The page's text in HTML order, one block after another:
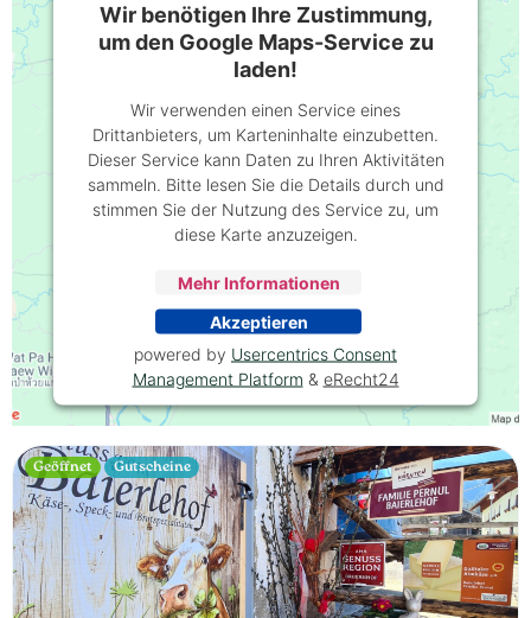
Geöffnet Gutscheine
Wir benötigen Ihre Zustimmung,
um den Google Maps-Service zu
laden!
Wir verwenden einen Service eines
Drittanbieters, um Karteninhalte einzubetten.
Dieser Service kann Daten zu Ihren Aktivitäten
sammeln. Bitte lesen Sie die Details durch und
stimmen Sie der Nutzung des Service zu, um
diese Karte anzuzeigen.
Mehr Informationen
Akzeptieren
powered by Usercentrics Consent
Management Platform & eRecht24